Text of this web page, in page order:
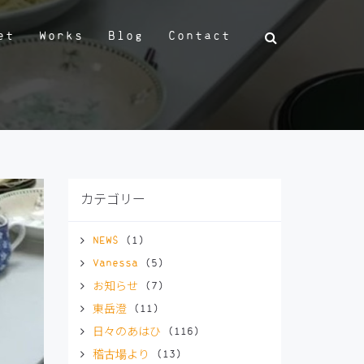
Works Blog Contact
カテゴリー
NEWS (1)
Vanessa (5)
お知らせ (7)
東岳澄(11)
日々のあはひ (116)
稽古場より (13)